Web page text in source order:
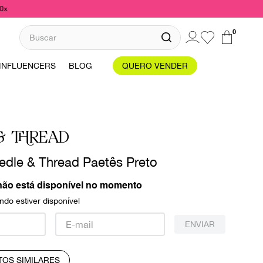
Buscar 0
INFLUENCERS BLOG QUERO VENDER
THREAD
& Thread Paetês Preto
está disponível no momento
estiver disponível
ENVIAR
SIMILARES